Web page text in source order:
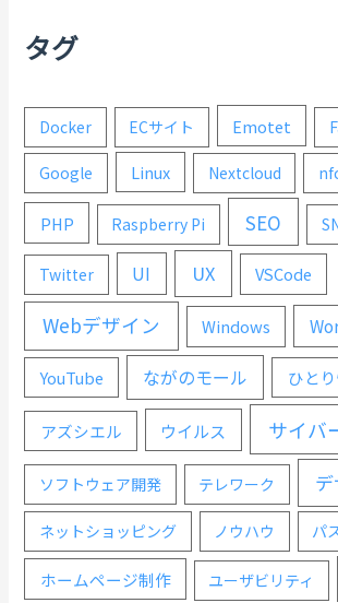
タグ
Docker ECサイト Emotet
Google Linux Nextcloud
PHP Raspberry Pi SEO
Twitter UI UX VSCode
Webデザイン Windows
YouTube ながのモール ひと
アズシエル ウイルス サイバ
ソフトウェア開発 テレワーク
ネットショッピング ノウハウ パ
ホームページ制作 ユーザビリティ